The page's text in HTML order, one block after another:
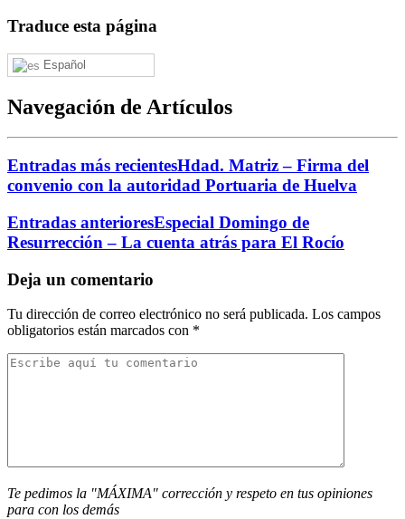
Traduce esta página
Español
Navegación de Artículos
Entradas más recientesHdad. Matriz – Firma del
convenio con la autoridad Portuaria de Huelva
Entradas anterioresEspecial Domingo de
Resurrección – La cuenta atrás para El Rocío
Deja un comentario
Tu dirección de correo electrónico no será publicada. Los campos
obligatorios están marcados con *
Te pedimos la "MÁXIMA" corrección y respeto en tus opiniones
para con los demás